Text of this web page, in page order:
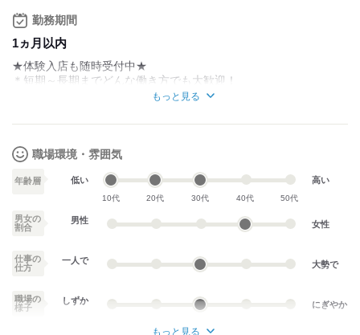
そんな待遇面はコチラ
・ノルマなし
・髪型・髪色・ネイル・ピアスOK
・ドレス代支給
・待機時給カットなし
・各種バックあり
・ドリンクバック50％
試用期間：なし
勤務期間
1ヵ月以内
★体験入店も随時受付中★
＊短期～長期までどんな働き方でも大歓迎！
＊気に入っていただければ長く勤めるのも大歓迎◎
Wワークさん、学生さんも気軽に働けるお店です♪♪
もっと見る
職場環境・雰囲気
年齢層 低い
10代 20代 30代 40代 50代
高い
男女の
割合
男性 女性
仕事の
仕方
一人で 大勢で
職場の
様子
しずか にぎやか
もっと見る